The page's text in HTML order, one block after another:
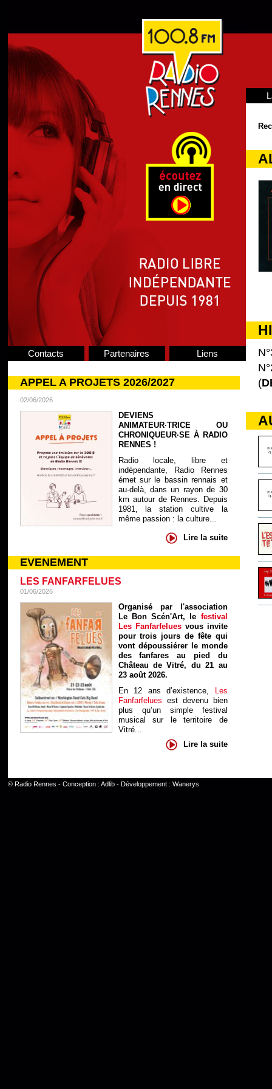
Contacts Partenaires Liens
APPEL A PROJETS 2026/2027
02/06/2026
DEVIENS
ANIMATEUR·TRICE OU
CHRONIQUEUR·SE À RADIO
RENNES !
Radio locale, libre et
indépendante, Radio Rennes
émet sur le bassin rennais et
au-delà, dans un rayon de 30
km autour de Rennes. Depuis
1981, la station cultive la
même passion : la culture...
Lire la suite
EVENEMENT
LES FANFARFELUES
01/06/2026
Organisé par l'association
Le Bon Scén'Art, le festival
Les Fanfarfelues vous invite
pour trois jours de fête qui
vont dépoussiérer le monde
des fanfares au pied du
Château de Vitré, du 21 au
23 août 2026.
En 12 ans d’existence, Les
Fanfarfelues est devenu bien
plus qu’un simple festival
musical sur le territoire de
Vitré...
Lire la suite
(
© Radio Rennes - Conception : Adlib- Développement : Wanerys